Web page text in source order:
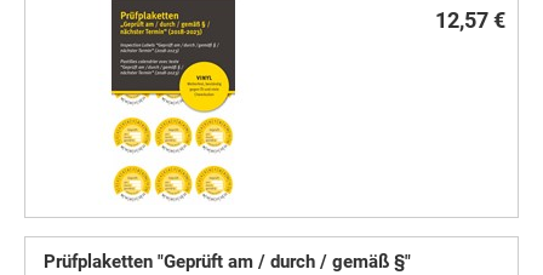
12,57 €
Prüfplaketten "Geprüft am / durch / gemäß §"